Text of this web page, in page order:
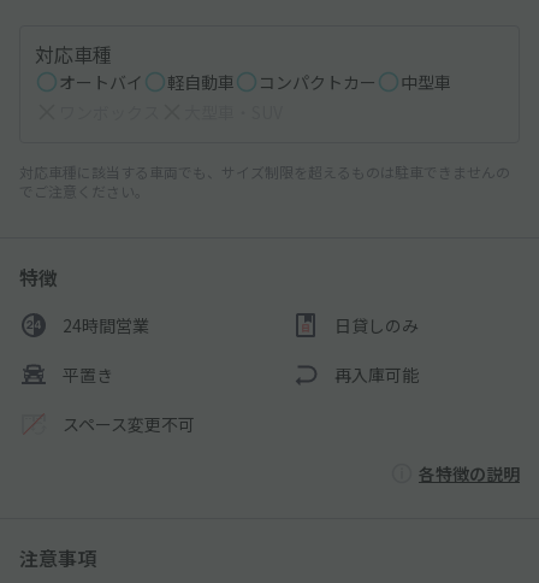
対応車種
オートバイ 軽自動車 コンパクトカー
中型車
対応車種に該当する車両でも、サイズ制限を超えるものは駐車できませんの
でご注意ください。
特徴
24時間営業 日貸しのみ
平置き 再入庫可能
スペース変更不可
各特徴の説明
注意事項